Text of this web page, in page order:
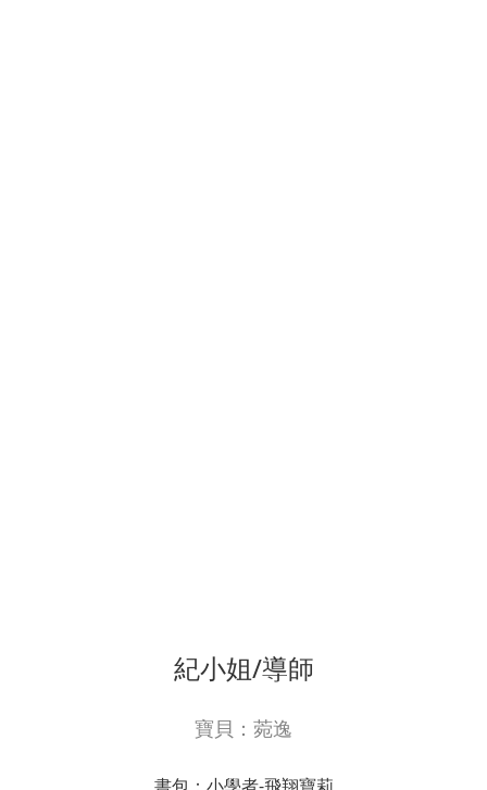
紀小姐/導師
寶貝：菀逸